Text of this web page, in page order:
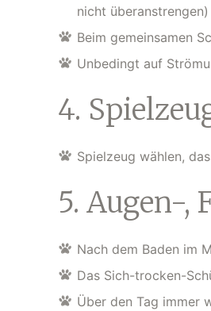
nicht
Beim gemeinsamen
Unbedingt auf
4.
Spielzeug wählen,
5. Augen-,
Nach dem Baden im
Das Sich-trocken-
Über den Tag immer